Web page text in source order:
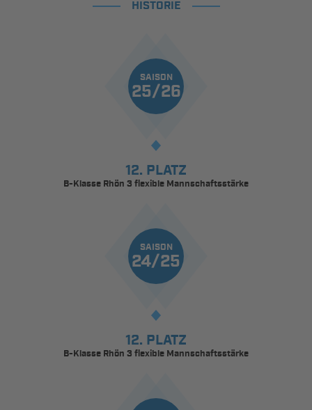
HISTORIE
SAISON
25/26
12. PLATZ
B-Klasse Rhön 3 flexible Mannschaftsstärke
SAISON
24/25
12. PLATZ
B-Klasse Rhön 3 flexible Mannschaftsstärke